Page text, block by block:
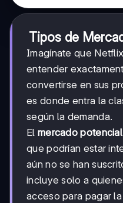
Tipos de
Imagínate que
entender
convertirse en sus
es donde entra la
según la demanda.
El mercado potencial
que podrían estar
aún no se han
incluye solo a
acceso para pagar